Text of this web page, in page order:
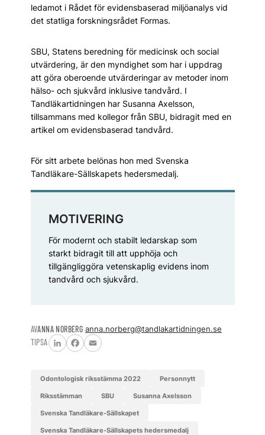
MOTIVERING
För modernt och stabilt ledarskap som
starkt bidragit till att upphöja och
tillgängliggöra vetenskaplig evidens inom
tandvård och sjukvård.
ledamot i Rådet för evidensbaserad miljö­analys vid
det statliga forskningsrådet Formas.
SBU, Statens beredning för medicinsk och social
utvärdering, är den myndighet som har i uppdrag
att göra oberoende utvärderingar av metoder inom
hälso- och sjukvård inklusive tandvård. I
Tandläkartidningen har Susanna Axelsson,
tillsammans med kollegor från SBU, bidragit med en
artikel om evidensbaserad tandvård.
För sitt arbete belönas hon med Svenska
Tandläkare-Sällskapets hedersmedalj.
AVANNA NORBERG anna.norberg@tandlakartidningen.se
TIPSA
LinkedInFacebook
Email
Odontologisk riksstämma 2022 personnytt
riksstämman SBU Susanna Axelsson
Svenska Tandläkare-Sällskapet
Svenska Tandläkare-Sällskapets hedersmedalj